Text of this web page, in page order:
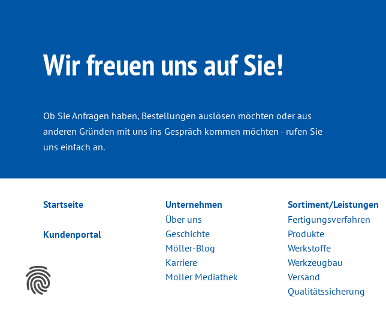
Wir freuen uns auf Sie!
Ob Sie Anfragen haben, Bestellungen auslösen möchten oder aus
anderen Gründen mit uns ins Gespräch kommen möchten - rufen Sie
uns einfach an.
Startseite
Kundenportal
Unternehmen
Über uns
Geschichte
Möller-Blog
Karriere
Möller Mediathek
Sortiment/Leistungen
Fertigungsverfahren
Produkte
Werkstoffe
Werkzeugbau
Versand
Qualitätssicherung